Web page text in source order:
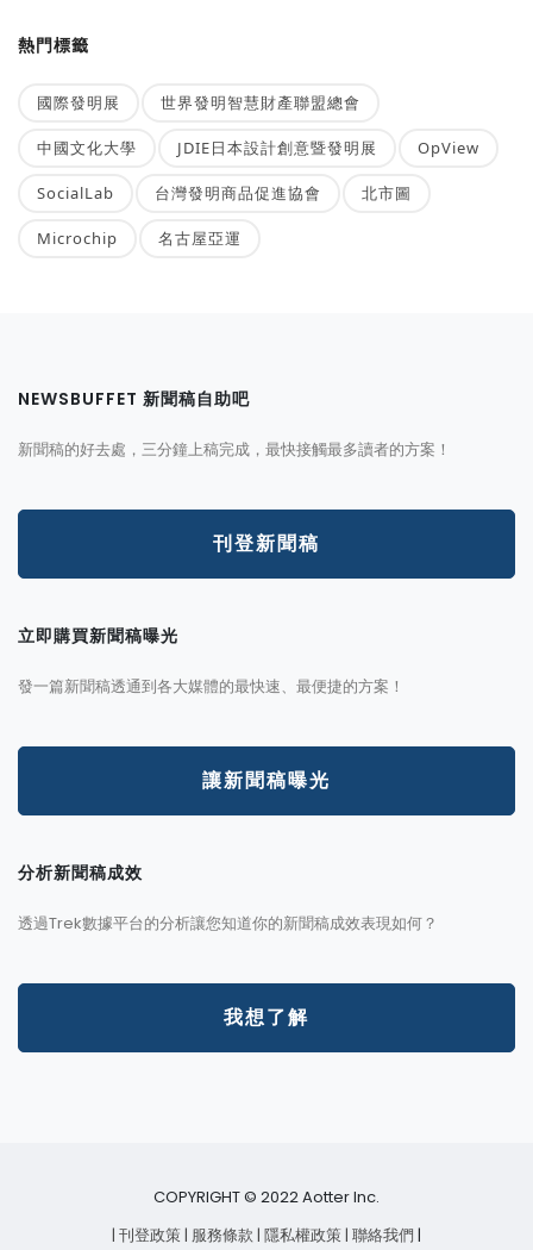
熱門標籤
國際發明展 世界發明智慧財產聯盟總會
中國文化大學 JDIE日本設計創意暨發明展 OpView
SocialLab 台灣發明商品促進協會 北市圖
Microchip 名古屋亞運
NEWSBUFFET 新聞稿自助吧
新聞稿的好去處，三分鐘上稿完成，最快接觸最多讀者的方案！
刊登新聞稿
立即購買新聞稿曝光
發一篇新聞稿透通到各大媒體的最快速、最便捷的方案！
讓新聞稿曝光
分析新聞稿成效
透過Trek數據平台的分析讓您知道你的新聞稿成效表現如何？
我想了解
COPYRIGHT © 2022 Aotter Inc.
| 刊登政策| 服務條款 | 隱私權政策| 聯絡我們 |